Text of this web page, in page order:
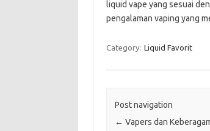
liquid vape yang sesuai
pengalaman vaping yang
Category: Liquid Favorit
Post navigation
← Vapers dan